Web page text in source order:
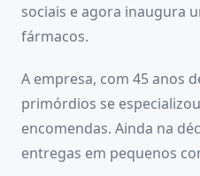
sociais e agora inaugura
fármacos.
A empresa, com 45 anos
primórdios se
encomendas. Ainda na
entregas em pequenos